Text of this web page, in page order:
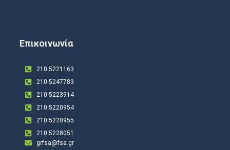
Επικοινωνία
210 5221163
210 5247783
210 5223914
210 5220954
210 5220955
210 5228051
grfsa@fsa.gr